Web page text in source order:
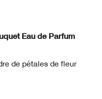
Eau de Parfum
de pétales de fleur